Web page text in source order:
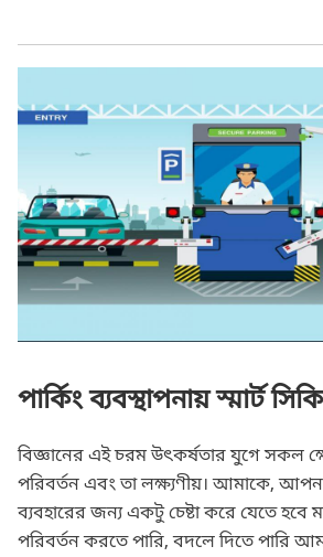
পার্কিং ব্যবস্থাপনায় স্মার্ট
বিজ্ঞানের এই চরম উৎকর্ষতার যুগে সকল
পরিবর্তন এবং তা লক্ষ্যণীয়। আমাকে,
ব্যবহারের জন্য একটু চেষ্টা করে যেতে হবে
পরিবর্তন করতে পারি, বদলে দিতে পারি